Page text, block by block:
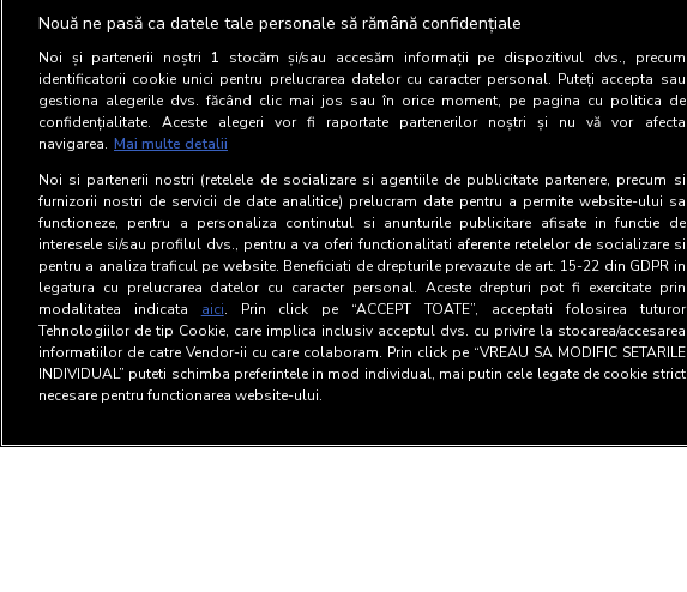
Nouă ne pasă ca datele tale personale să rămână confidențiale
Noi și partenerii noștri 1 stocăm și/sau accesăm informații pe dispozitivul dvs., precum
identificatorii cookie unici pentru prelucrarea datelor cu caracter personal. Puteți accepta sau
gestiona alegerile dvs. făcând clic mai jos sau în orice moment, pe pagina cu politica de
confidențialitate. Aceste alegeri vor fi raportate partenerilor noștri și nu vă vor afecta
navigarea. Mai multe detalii
Noi si partenerii nostri (retelele de socializare si agentiile de publicitate partenere, precum si
furnizorii nostri de servicii de date analitice) prelucram date pentru a permite website-ului sa
functioneze, pentru a personaliza continutul si anunturile publicitare afisate in functie de
interesele si/sau profilul dvs., pentru a va oferi functionalitati aferente retelelor de socializare si
pentru a analiza traficul pe website. Beneficiati de drepturile prevazute de art. 15-22 din GDPR in
legatura cu prelucrarea datelor cu caracter personal. Aceste drepturi pot fi exercitate prin
modalitatea indicata aici. Prin click pe “ACCEPT TOATE”, acceptati folosirea tuturor
Tehnologiilor de tip Cookie, care implica inclusiv acceptul dvs. cu privire la stocarea/accesarea
informatiilor de catre Vendor-ii cu care colaboram. Prin click pe “VREAU SA MODIFIC SETARILE
INDIVIDUAL” puteti schimba preferintele in mod individual, mai putin cele legate de cookie strict
necesare pentru functionarea website-ului.